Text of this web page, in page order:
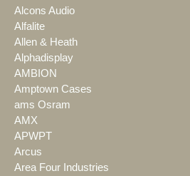
Alcons Audio
Alfalite
Allen & Heath
Alphadisplay
AMBION
Amptown Cases
ams Osram
AMX
APWPT
Arcus
Area Four Industries